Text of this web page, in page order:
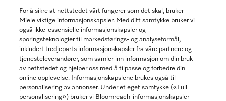
Nyhetsbrev
For å sikre at nettstedet vårt fungerer som det skal, bruker
Miele viktige informasjonskapsler. Med ditt samtykke bruker vi
også ikke-essensielle informasjonskapsler og
sporingsteknologier til markedsførings- og analyseformål,
inkludert tredjeparts informasjonskapsler fra våre partnere og
tjenesteleverandører, som samler inn informasjon om din bruk
av nettstedet og hjelper oss med å tilpasse og forbedre din
online opplevelse. Informasjonskapslene brukes også til
personalisering av annonser. Under et eget samtykke («Full
personalisering») bruker vi Bloomreach-informasjonskapsler